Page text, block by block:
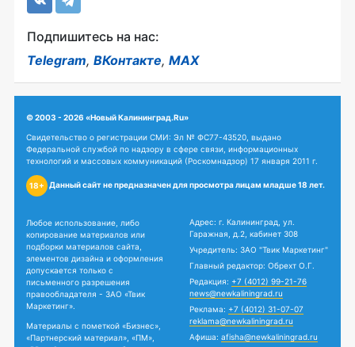
Подпишитесь на нас:
Telegram, ВКонтакте, MAX
© 2003 - 2026 «Новый Калининград.Ru»
Свидетельство о регистрации СМИ: Эл № ФС77-43520, выдано
Федеральной службой по надзору в сфере связи, информационных
технологий и массовых коммуникаций (Роскомнадзор) 17 января 2011 г.
18+ Данный сайт не предназначен для просмотра лицам младше 18 лет.
Любое использование, либо
копирование материалов или
подборки материалов сайта,
элементов дизайна и оформления
допускается только с
письменного разрешения
правообладателя - ЗАО «Твик
Маркетинг».
Материалы с пометкой «Бизнес»,
«Партнерский материал», «ПМ»,
Адрес: г. Калининград, ул.
Гаражная, д.2, кабинет 308
Учредитель: ЗАО "Твик Маркетинг"
Главный редактор: Обрехт О.Г.
Редакция: +7 (4012) 99-21-76
news@newkaliningrad.ru
Реклама: +7 (4012) 31-07-07
reklama@newkaliningrad.ru
Афиша: afisha@newkaliningrad.ru